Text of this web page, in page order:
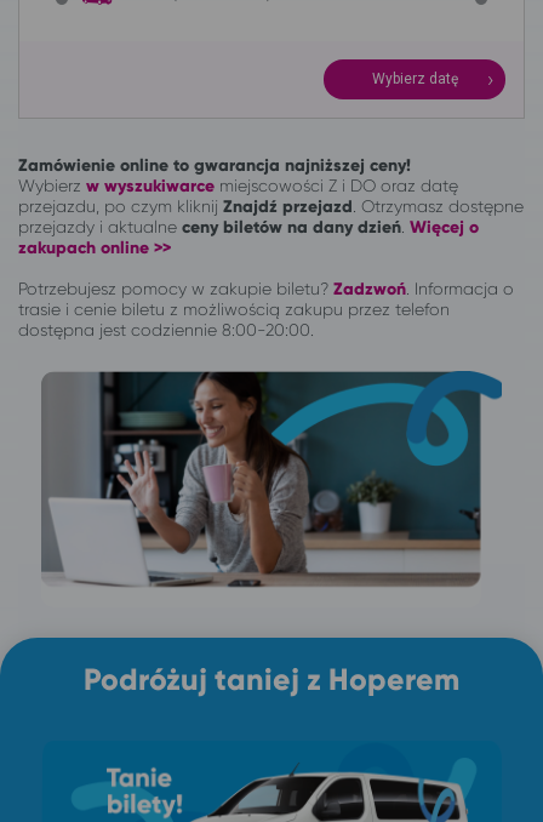
Wybierz datę
Zamówienie online to gwarancja najniższej ceny!
Wybierz w wyszukiwarce miejscowości Z i DO oraz datę
przejazdu, po czym kliknij Znajdź przejazd . Otrzymasz dostępne
przejazdy i aktualne ceny biletów na dany dzień Więcej o
zakupach online >>
Potrzebujesz pomocy w zakupie biletu? Zadzwoń Informacja o
trasie i cenie biletu z możliwością zakupu przez telefon
dostępna jest codziennie 8:00-20:00.
Podróżuj taniej z Hoperem